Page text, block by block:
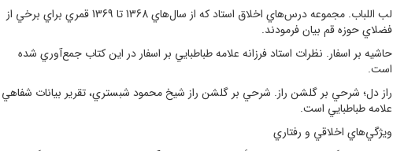
لب اللباب. مجموعه درس‌هاي اخلاق استاد که از سال‌هاي 1368 تا 1369 قمري براي برخي از
فضلاي حوزه قم بيان فرمودند.
حاشيه بر اسفار. نظرات استاد فرزانه علامه طباطبايي بر اسفار در اين کتاب جمع‌آوري شده
است.
راز دل؛ شرحي بر گلشن راز. شرحي بر گلشن راز شيخ محمود شبستري، تقرير بيانات شفاهي
علامه طباطبايي است.
ويژگي‌هاي اخلاقي و رفتاري